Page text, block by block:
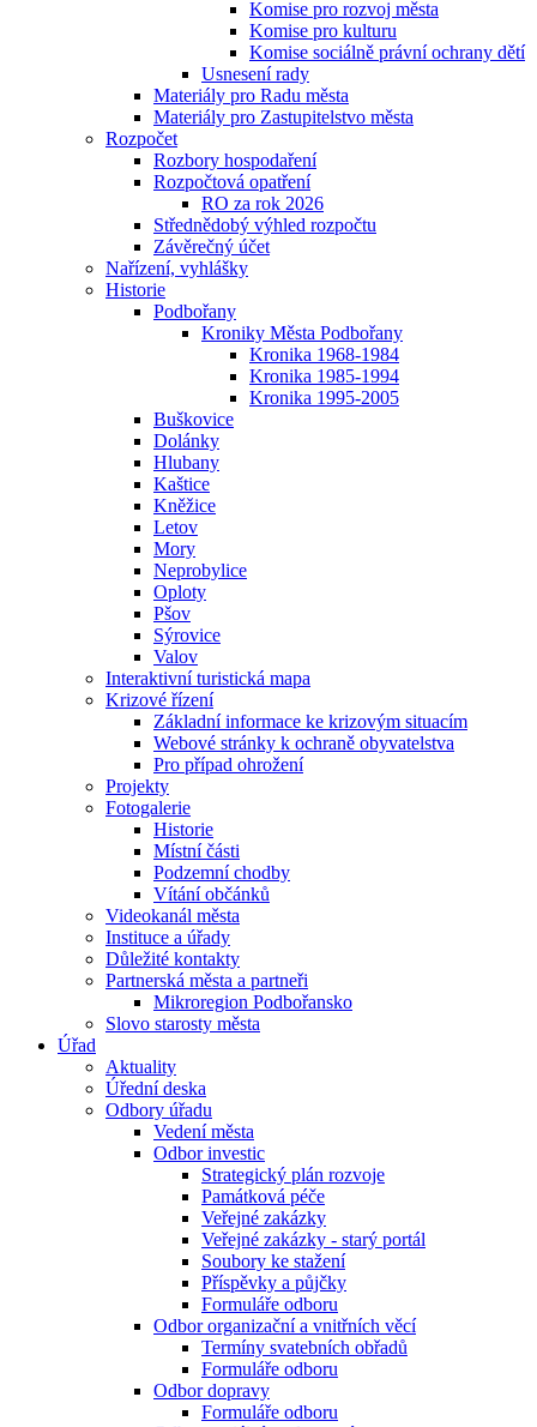
Komise pro rozvoj města
Komise pro kulturu
Komise sociálně právní ochrany dětí
Usnesení rady
Materiály pro Radu města
Materiály pro Zastupitelstvo města
Rozpočet
Rozbory hospodaření
Rozpočtová opatření
RO za rok 2026
Střednědobý výhled rozpočtu
Závěrečný účet
Nařízení, vyhlášky
Historie
Podbořany
Kroniky Města Podbořany
Kronika 1968-1984
Kronika 1985-1994
Kronika 1995-2005
Buškovice
Dolánky
Hlubany
Kaštice
Kněžice
Letov
Mory
Neprobylice
Oploty
Pšov
Sýrovice
Valov
Interaktivní turistická mapa
Krizové řízení
Základní informace ke krizovým situacím
Webové stránky k ochraně obyvatelstva
Pro případ ohrožení
Projekty
Fotogalerie
Historie
Místní části
Podzemní chodby
Vítání občánků
Videokanál města
Instituce a úřady
Důležité kontakty
Partnerská města a partneři
Mikroregion Podbořansko
Slovo starosty města
Úřad
Aktuality
Úřední deska
Odbory úřadu
Vedení města
Odbor investic
Strategický plán rozvoje
Památková péče
Veřejné zakázky
Veřejné zakázky - starý portál
Soubory ke stažení
Příspěvky a půjčky
Formuláře odboru
Odbor organizační a vnitřních věcí
Termíny svatebních obřadů
Formuláře odboru
Odbor dopravy
Formuláře odboru